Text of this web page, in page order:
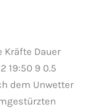
Dauer
19:50 9 0.5
dem Unwetter